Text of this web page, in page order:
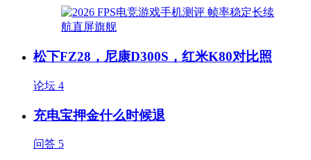
松下FZ28，尼康D300S，红米K80对比照
论坛 4
充电宝押金什么时候退
问答 5